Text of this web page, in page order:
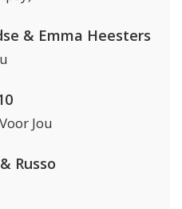
& Emma Heesters
Jou
Russo